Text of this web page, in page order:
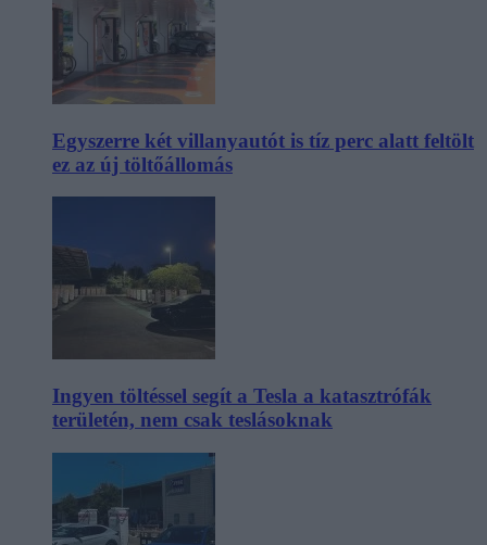
Egyszerre két villanyautót is tíz perc alatt feltölt
ez az új töltőállomás
Ingyen töltéssel segít a Tesla a katasztrófák
területén, nem csak teslásoknak